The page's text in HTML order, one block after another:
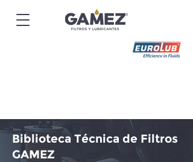
Biblioteca Técnica de Filtros
GAMEZ